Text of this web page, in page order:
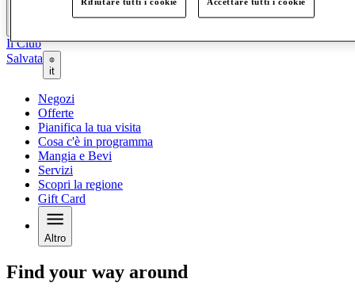
Il Club
Salvata
it
Negozi
Offerte
Pianifica la tua visita
Cosa c'è in programma
Mangia e Bevi
Servizi
Scopri la regione
Gift Card
Altro
Find your way around